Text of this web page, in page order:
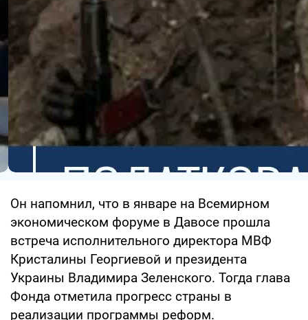
Он напомнил, что в январе на Всемирном
экономическом форуме в Давосе прошла
встреча исполнительного директора МВФ
Кристалины Георгиевой и президента
Украины Владимира Зеленского. Тогда глава
Фонда отметила прогресс страны в
реализации программы реформ.